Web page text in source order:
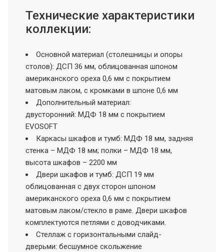
Технические характеристики
коллекции:
Основной материал (столешницы и опоры
столов): ДСП 36 мм, облицованная шпоном
американского ореха 0,6 мм с покрытием
матовым лаком, с кромками в шпоне 0,6 мм
Дополнительный материал:
двусторонний: МДФ 18 мм с покрытием
EVOSOFT
Каркасы шкафов и тумб: МДФ 18 мм, задняя
стенка – МДФ 18 мм; полки – МДФ 18 мм,
высота шкафов – 2200 мм
Двери шкафов и тумб: ДСП 19 мм
облицованная с двух сторон шпоном
американского ореха 0,6 мм с покрытием
матовым лаком/стекло в раме. Двери шкафов
комплектуются петлями с доводчиками.
Стеллаж с горизонтальными слайд-
дверьми: бесшумное скольжение